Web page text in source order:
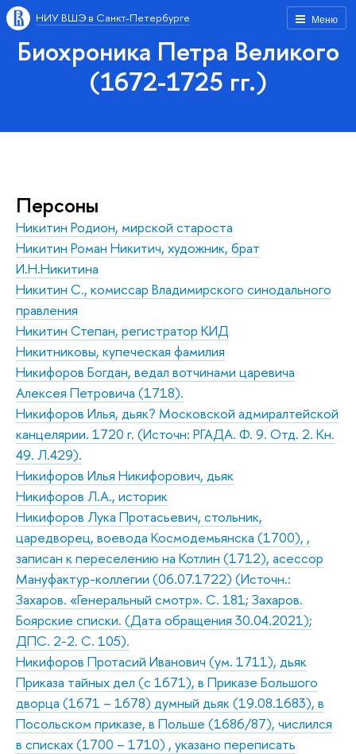
Меню
НИУ ВШЭ в Санкт-Петербурге
Биохроника Петра Великого
(1672-1725 гг.)
Персоны
Никитин Родион, мирской староста
Никитин Роман Никитич, художник, брат
И.Н.Никитина
Никитин С., комиссар Владимирского синодального
правления
Никитин Степан, регистратор КИД
Никитниковы, купеческая фамилия
Никифоров Богдан, ведал вотчинами царевича
Алексея Петровича (1718).
Никифоров Илья, дьяк? Московской адмиралтейской
канцелярии. 1720 г. (Источн: РГАДА. Ф. 9. Отд. 2. Кн.
49. Л.429).
Никифоров Илья Никифорович, дьяк
Никифоров Л.А., историк
Никифоров Лука Протасьевич, стольник,
царедворец, воевода Космодемьянска (1700), ,
записан к переселению на Котлин (1712), асессор
Мануфактур-коллегии (06.07.1722) (Источн.:
Захаров. «Генеральный смотр». С. 181; Захаров.
Боярские списки. (Дата обращения 30.04.2021);
ДПС. 2-2. С. 105).
Никифоров Протасий Иванович (ум. 1711), дьяк
Приказа тайных дел (с 1671), в Приказе Большого
дворца (1671 – 1678) думный дьяк (19.08.1683), в
Посольском приказе, в Польше (1686/87), числился
в списках (1700 – 1710) , указано переписать